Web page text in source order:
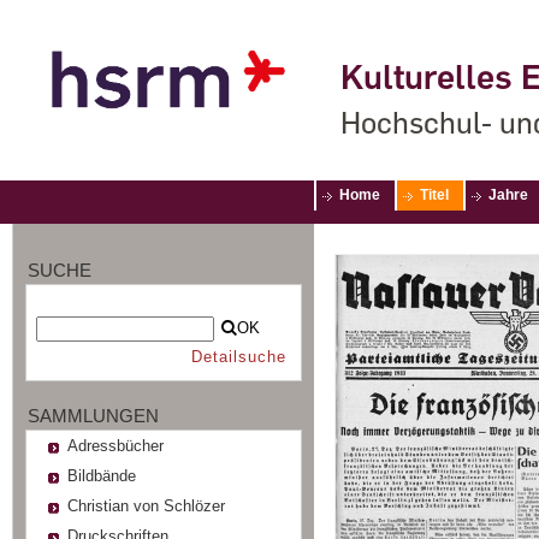
Kulturelles
Hochschul-
Home Titel Jahre
SUCHE
OK
Detailsuche
SAMMLUNGEN
Adressbücher
Bildbände
Christian von Schlözer
Druckschriften